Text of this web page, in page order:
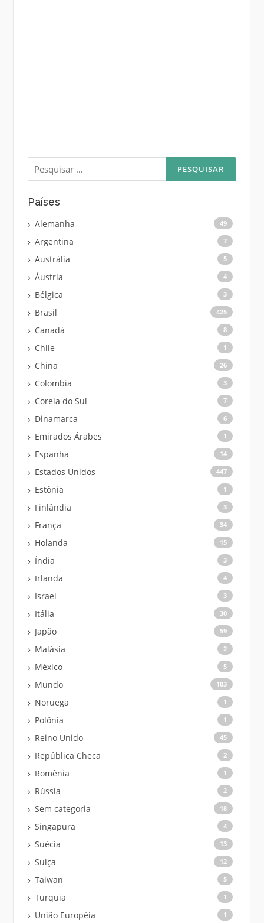
Pesquisar
por:
Países
Alemanha 49
Argentina 7
Austrália 5
Áustria 4
Bélgica 3
Brasil 425
Canadá 8
Chile 1
China 26
Colombia 3
Coreia do Sul 7
Dinamarca 6
Emirados Árabes 1
Espanha 14
Estados Unidos 447
Estônia 1
Finlândia 3
França 34
Holanda 15
Índia 3
Irlanda 4
Israel 3
Itália 30
Japão 59
Malásia 2
México 5
Mundo 103
Noruega 1
Polônia 1
Reino Unido 45
República Checa 2
Romênia 1
Rússia 2
Sem categoria 18
Singapura 4
Suécia 13
Suiça 12
Taiwan 5
Turquia 1
União Européia 1